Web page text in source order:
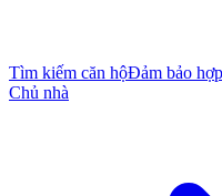
Tìm kiếm căn hộĐảm bảo
Chủ nhà